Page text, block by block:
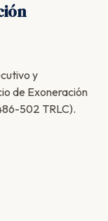
y
de Exoneración
502 TRLC).